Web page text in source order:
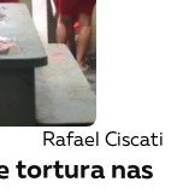
Rafael Ciscati
tortura nas